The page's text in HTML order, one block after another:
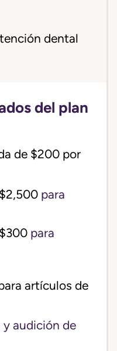
dental
del plan
de $200 por
para
para
artículos de
y audición de